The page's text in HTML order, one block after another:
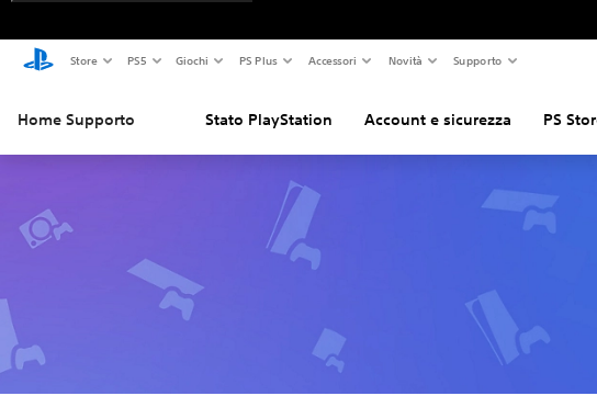
Store PS5 Giochi PS Plus Accessori Novità Supporto
Home Supporto Stato PlayStation Account e sicurezza PS